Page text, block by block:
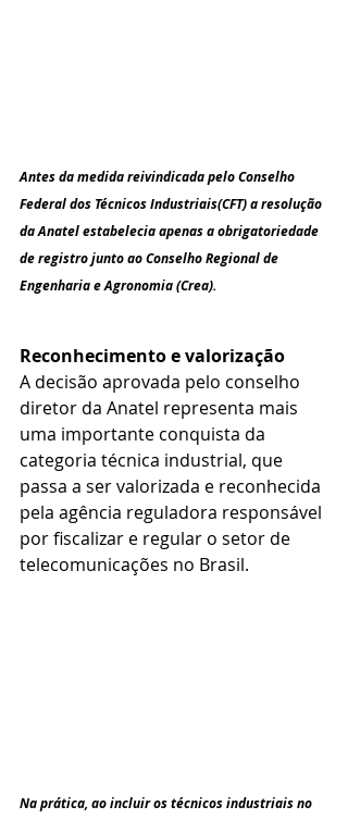
Antes da medida reivindicada pelo Conselho
Federal dos Técnicos Industriais(CFT) a resolução
da Anatel estabelecia apenas a obrigatoriedade
de registro junto ao Conselho Regional de
Engenharia e Agronomia (Crea).
Reconhecimento e valorização
A decisão aprovada pelo conselho
diretor da Anatel representa mais
uma importante conquista da
categoria técnica industrial, que
passa a ser valorizada e reconhecida
pela agência reguladora responsável
por fiscalizar e regular o setor de
telecomunicações no Brasil.
Na prática, ao incluir os técnicos industriais no